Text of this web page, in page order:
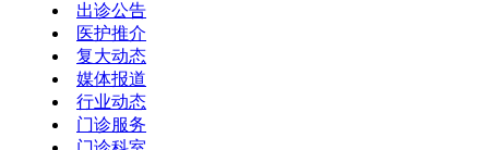
出诊公告
医护推介
复大动态
媒体报道
行业动态
门诊服务